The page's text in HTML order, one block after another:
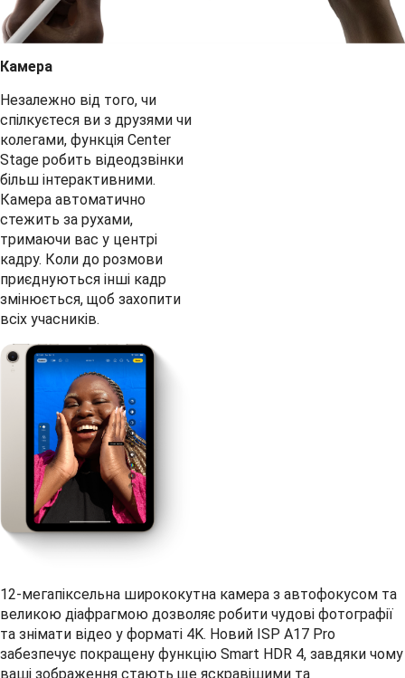
Камера
Незалежно від того, чи
спілкуєтеся ви з друзями чи
колегами, функція Center
Stage робить відеодзвінки
більш інтерактивними.
Камера автоматично
стежить за рухами,
тримаючи вас у центрі
кадру. Коли до розмови
приєднуються інші кадр
змінюється, щоб захопити
всіх учасників.
12-мегапіксельна ширококутна камера з автофокусом та
великою діафрагмою дозволяє робити чудові фотографії
та знімати відео у форматі 4K. Новий ISP A17 Pro
забезпечує покращену функцію Smart HDR 4, завдяки чому
ваші зображення стають ще яскравішими та